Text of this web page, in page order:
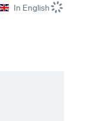
In English